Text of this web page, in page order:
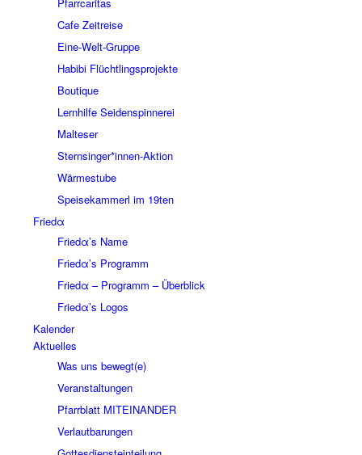
Cafe Zeitreise
Eine-Welt-Gruppe
Habibi Flüchtlingsprojekte
Boutique
Lernhilfe Seidenspinnerei
Malteser
Sternsinger*innen-Aktion
Wärmestube
Speisekammerl im 19ten
Friedα
Friedα’s Name
Friedα’s Programm
Friedα – Programm – Überblick
Friedα’s Logos
Kalender
Aktuelles
Was uns bewegt(e)
Veranstaltungen
Pfarrblatt MITEINANDER
Verlautbarungen